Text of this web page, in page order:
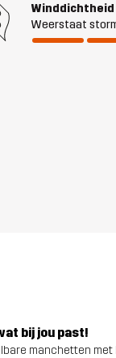
Winddichtheid
Weerstaat
bij jou past!
manchetten